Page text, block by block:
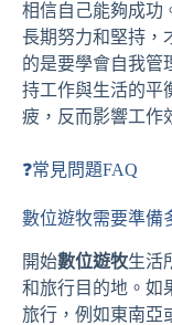
相信自己能夠成功
長期努力和堅持，
的是要學會自我管
持工作與生活的平
疲，反而影響工作
❓常見問題FAQ
數位遊牧需要準備
開始數位遊牧生活
和旅行目的地。如
旅行，例如東南亞